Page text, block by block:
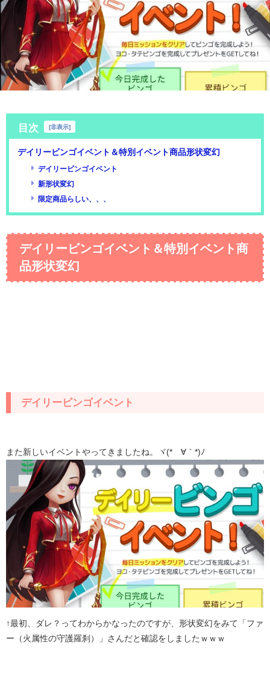
目次 [非表示]
デイリービンゴイベント＆特別イベント商品形状変幻
デイリービンゴイベント
新形状変幻
限定商品らしい、、、
デイリービンゴイベント＆特別イベント商
品形状変幻
デイリービンゴイベント
また新しいイベントやってきましたね。ヾ(*´∀｀*)ﾉ
↑最初、ダレ？ってわからかなったのですが、形状変幻をみて「ファ
ー（火属性の守護羅刹）」さんだと確認をしましたｗｗｗ